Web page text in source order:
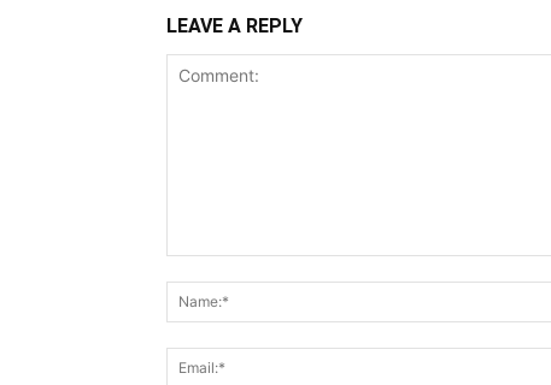
LEAVE A REPLY